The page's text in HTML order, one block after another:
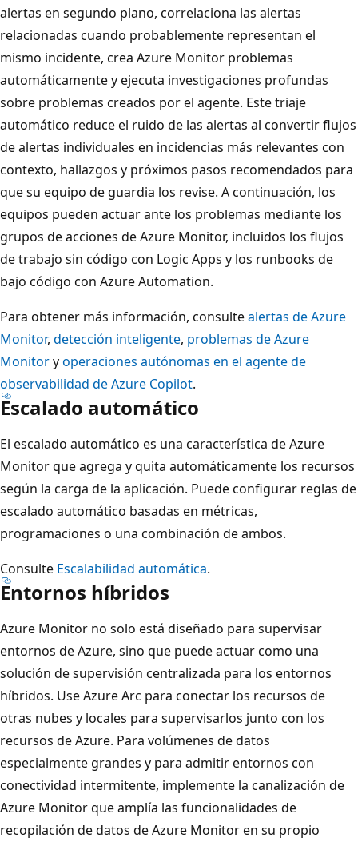
alertas en segundo plano, correlaciona las alertas
relacionadas cuando probablemente representan el
mismo incidente, crea Azure Monitor problemas
automáticamente y ejecuta investigaciones profundas
sobre problemas creados por el agente. Este triaje
automático reduce el ruido de las alertas al convertir flujos
de alertas individuales en incidencias más relevantes con
contexto, hallazgos y próximos pasos recomendados para
que su equipo de guardia los revise. A continuación, los
equipos pueden actuar ante los problemas mediante los
grupos de acciones de Azure Monitor, incluidos los flujos
de trabajo sin código con Logic Apps y los runbooks de
bajo código con Azure Automation.
Para obtener más información, consultealertas de Azure
Monitor, detección inteligente, problemas de Azure
Monitoryoperaciones autónomas en el agente de
observabilidad de Azure Copilot.
Escalado automático
El escalado automático es una característica de Azure
Monitor que agrega y quita automáticamente los recursos
según la carga de la aplicación. Puede configurar reglas de
escalado automático basadas en métricas,
programaciones o una combinación de ambos.
Consulte Escalabilidad automática.
Entornos híbridos
Azure Monitor no solo está diseñado para supervisar
entornos de Azure, sino que puede actuar como una
solución de supervisión centralizada para los entornos
híbridos. Use Azure Arc para conectar los recursos de
otras nubes y locales para supervisarlos junto con los
recursos de Azure. Para volúmenes de datos
especialmente grandes y para admitir entornos con
conectividad intermitente, implemente la canalización de
Azure Monitor que amplía las funcionalidades de
recopilación de datos de Azure Monitor en su propio